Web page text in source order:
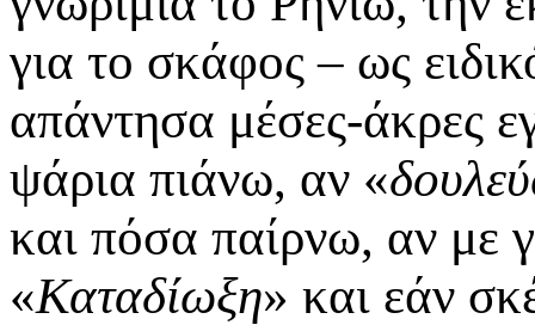
για το σκάφος – ως
απάντησα μέσες-άκρες
ψάρια πιάνω, αν «
και πόσα παίρνω, αν με
«Καταδίωξη» και εάν